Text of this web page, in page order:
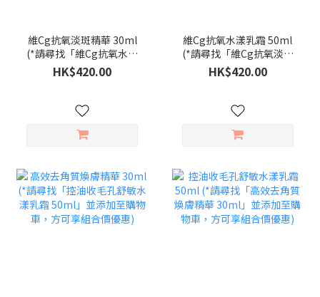
維Cg抗氧淡斑精華 30ml
(*請尋找「維Cg抗氧水漾
乳霜 50ml」並添加至購物
車，方可享組合價優惠)
HK$420.00
維Cg抗氧水漾乳霜 50ml
(*請尋找「維Cg抗氧淡斑
精華 30ml」並添加至購物
車，方可享組合價優惠)
HK$420.00